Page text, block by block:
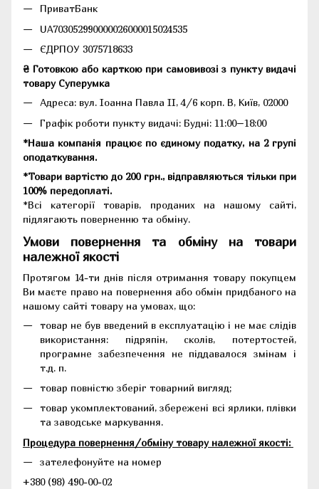
ПриватБанк
UA703052990000026000015024535
ЄДРПОУ 3075718633
₴ Готовкою або карткою при самовивозі з пункту видачі
товару Суперумка
Адреса: вул. Іоанна Павла II, 4/6 корп. В, Київ, 02000
Графік роботи пункту видачі: Будні: 11:00–18:00
*Наша компанія працює по єдиному податку, на 2 групі
оподаткування.
*Товари вартістю до 200 грн., відправляються тільки при
100% передоплаті.
*Всі категорії товарів, проданих на нашому сайті,
підлягають поверненню та обміну.
Умови повернення та обміну на товари
належної якості
Протягом 14-ти днів після отримання товару покупцем
Ви маєте право на повернення або обмін придбаного на
нашому сайті товару на умовах, що:
товар не був введений в експлуатацію і не має слідів
використання: підряпін, сколів, потертостей,
програмне забезпечення не піддавалося змінам і
т.д. п.
товар повністю зберіг товарний вигляд;
товар укомплектований, збережені всі ярлики, плівки
та заводське маркування.
Процедура повернення/обміну товару належної якості:
зателефонуйте на номер
+380 (98) 490-00-02